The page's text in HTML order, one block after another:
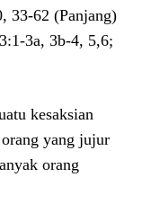
33-62 (Panjang)
3a, 3b-4, 5,6;
kesaksian
yang jujur
orang